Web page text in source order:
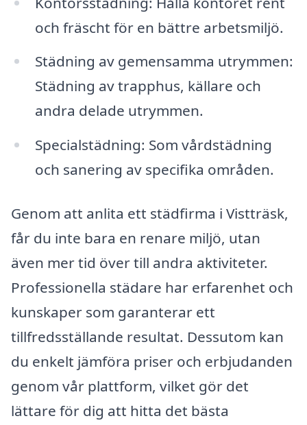
och fräscht för en bättre arbetsmiljö.
Städning av gemensamma utrymmen:
Städning av trapphus, källare och
andra delade utrymmen.
Specialstädning: Som vårdstädning
och sanering av specifika områden.
Genom att anlita ett städfirma i Vistträsk,
får du inte bara en renare miljö, utan
även mer tid över till andra aktiviteter.
Professionella städare har erfarenhet och
kunskaper som garanterar ett
tillfredsställande resultat. Dessutom kan
du enkelt jämföra priser och erbjudanden
genom vår plattform, vilket gör det
lättare för dig att hitta det bästa